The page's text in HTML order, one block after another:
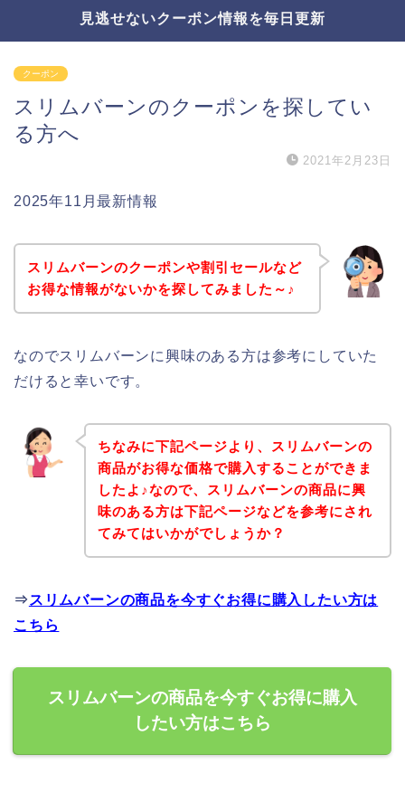
見逃せないクーポン情報を毎日更新
クーポン
スリムバーンのクーポンを探してい
る方へ
2021年2月23日
2025年11月最新情報
スリムバーンのクーポンや割引セールなど
お得な情報がないかを探してみました～♪
なのでスリムバーンに興味のある方は参考にしていた
だけると幸いです。
ちなみに下記ページより、スリムバーンの
商品がお得な価格で購入することができま
したよ♪なので、スリムバーンの商品に興
味のある方は下記ページなどを参考にされ
てみてはいかがでしょうか？
⇒ スリムバーンの商品を今すぐお得に購入したい方は
こちら
スリムバーンの商品を今すぐお得に購入
したい方はこちら